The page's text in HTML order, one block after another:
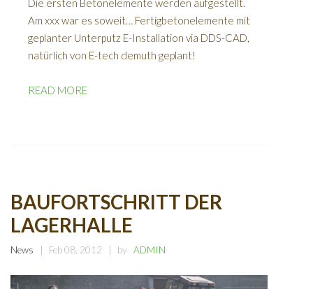
Die ersten Betonelemente werden aufgestellt.
Am xxx war es soweit… Fertigbetonelemente mit
geplanter Unterputz E-Installation via DDS-CAD,
natürlich von E-tech demuth geplant!
READ MORE
BAUFORTSCHRITT DER
LAGERHALLE
News Feb 08, 2012 by ADMIN